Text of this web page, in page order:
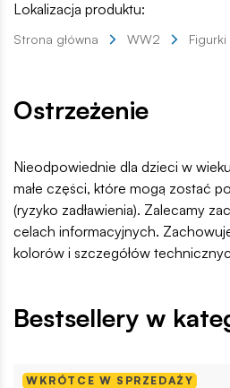
Lokalizacja produktu:
Strona główna WW2 Figurki
Ostrzeżenie
Nieodpowiednie dla dzieci w
małe części, które mogą zostać
(ryzyko zadławienia). Zalecamy
celach informacyjnych.
kolorów i szczegółów
Bestsellery w
WKRÓTCE W SPRZEDAŻY